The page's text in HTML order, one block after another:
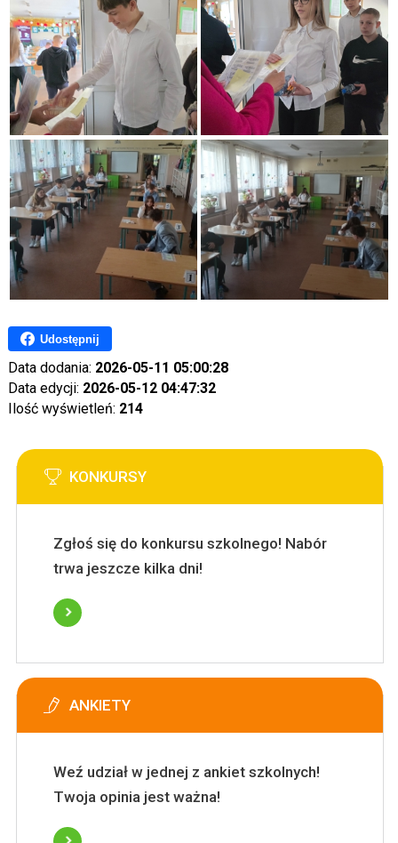
Udostępnij
Data dodania: 2026-05-11 05:00:28
Data edycji: 2026-05-12 04:47:32
Ilość wyświetleń: 214
KONKURSY
Zgłoś się do konkursu szkolnego! Nabór
trwa jeszcze kilka dni!
ANKIETY
Weź udział w jednej z ankiet szkolnych!
Twoja opinia jest ważna!